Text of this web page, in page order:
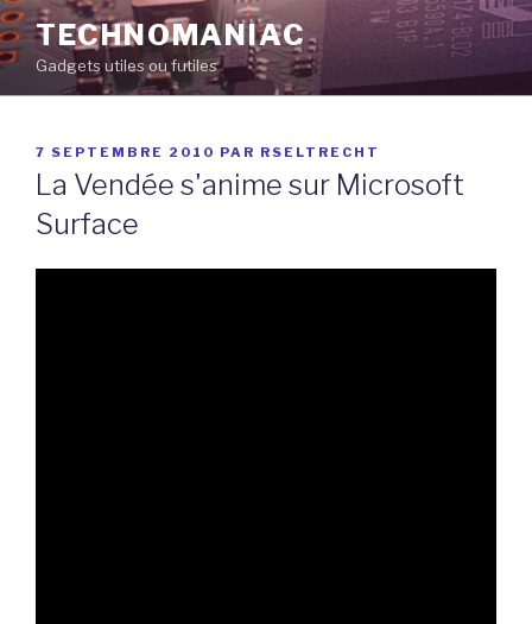
Aller
au
contenu
principal
TECHNOMANIAC
Gadgets utiles ou futiles
PUBLIÉ
LE
7 SEPTEMBRE 2010 PAR RSELTRECHT
La Vendée s'anime sur Microsoft
Surface